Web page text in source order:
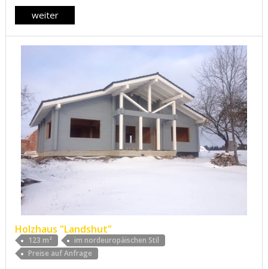
weiter
Holzhaus "Landshut"
123 m²
im nordeuropäischen Stil
Preise auf Anfrage